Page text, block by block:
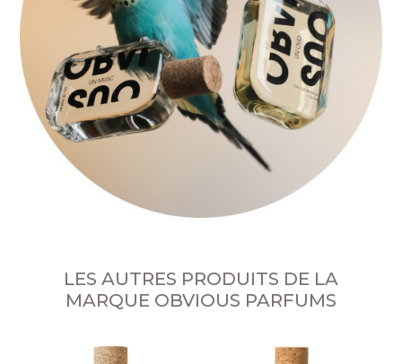
LES AUTRES PRODUITS DE LA
MARQUE OBVIOUS PARFUMS